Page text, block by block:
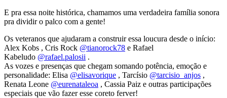
E pra essa noite histórica, chamamos uma verdadeira família sonora
pra dividir o palco com a gente!
Os veteranos que ajudaram a construir essa loucura desde o início:
Alex Kobs , Cris Rock @tianorock78 e Rafael
Kabeludo @rafael.palosii .
As vozes e presenças que chegam somando potência, emoção e
personalidade: Elisa @elisavorique , Tarcísio @tarcisio_anjos ,
Renata Leone @eurenataleoa , Cassia Paiz e outras participações
especiais que vão fazer esse coreto ferver!